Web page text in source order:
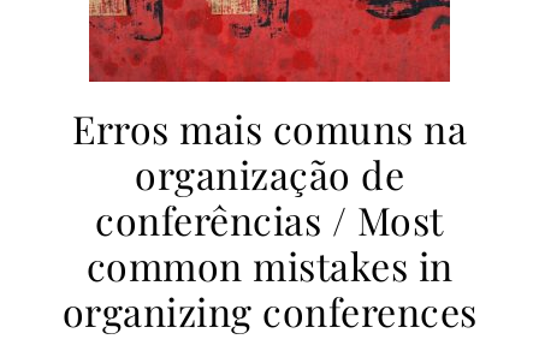
Erros mais comuns na
organização de
conferências / Most
common mistakes in
organizing conferences